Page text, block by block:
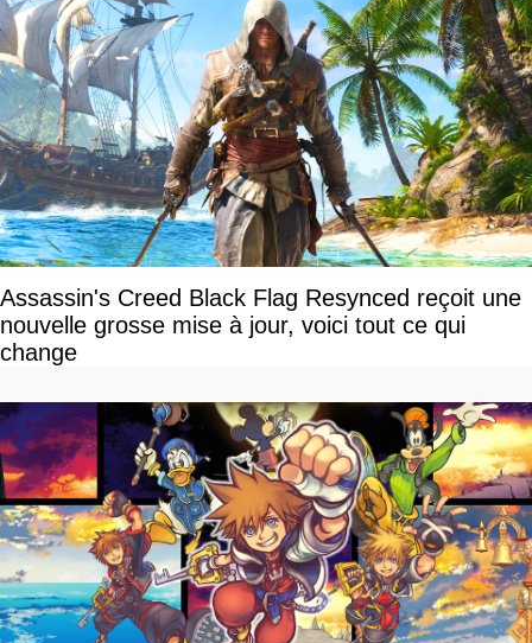
Assassin's Creed Black Flag Resynced reçoit une
nouvelle grosse mise à jour, voici tout ce qui
change